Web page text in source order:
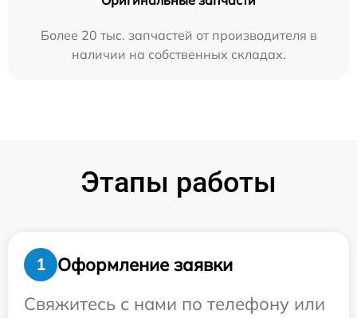
Более 20 тыс. запчастей от производителя в
наличии на собственных складах.
Этапы работы
1
Оформление заявки
Свяжитесь с нами по телефону или